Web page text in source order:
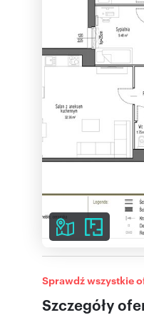
Szczegóły
Sprawdź wszystkie